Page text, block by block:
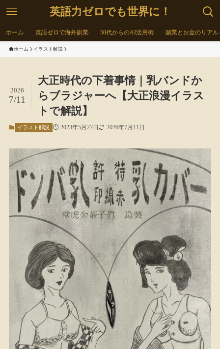
英語力ゼロでも世界に！
ホーム 英語ゼロで海外副業 50代からのAI活用術 副業とお金のリアル
ホーム イラスト解説
大正時代の下着事情｜乳バンドか
らブラジャーへ【大正浪漫イラス
トで解説】
2026
7/11
イラスト解説 2023年5月27日 2026年7月11日